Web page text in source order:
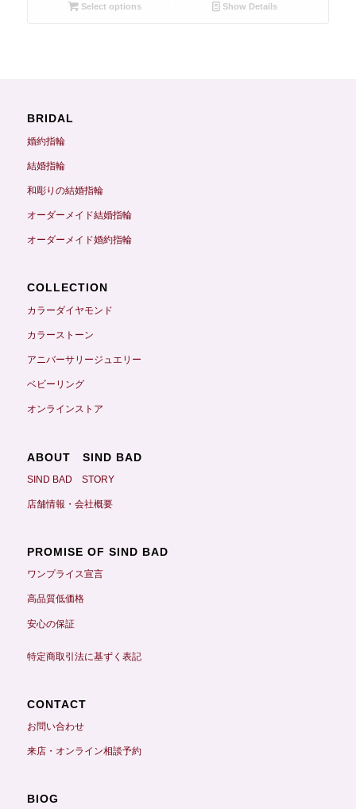
Select options Show Details
BRIDAL
婚約指輪
結婚指輪
和彫りの結婚指輪
オーダーメイド結婚指輪
オーダーメイド婚約指輪
COLLECTION
カラーダイヤモンド
カラーストーン
アニバーサリージュエリー
ベビーリング
オンラインストア
ABOUT SIND BAD
SIND BAD STORY
店舗情報・会社概要
PROMISE OF SIND BAD
ワンプライス宣言
高品質低価格
安心の保証
特定商取引法に基ずく表記
CONTACT
お問い合わせ
来店・オンライン相談予約
BIOG